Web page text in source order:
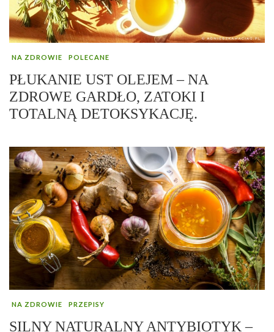
NA ZDROWIE POLECANE
PŁUKANIE UST OLEJEM – NA
ZDROWE GARDŁO, ZATOKI I
TOTALNĄ DETOKSYKACJĘ.
NA ZDROWIE PRZEPISY
SILNY NATURALNY ANTYBIOTYK –